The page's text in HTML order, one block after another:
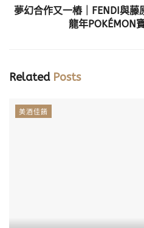
夢幻合作又一樁｜FENDI與藤
龍年POKÉMON
RelatedPosts
美酒佳餚